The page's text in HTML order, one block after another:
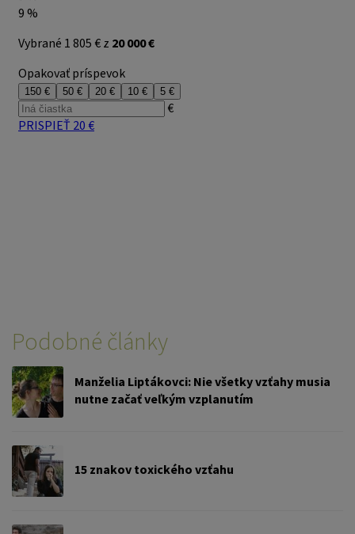
Podobné články
Manželia Liptákovci: Nie všetky vzťahy musia
nutne začať veľkým vzplanutím
15 znakov toxického vzťahu